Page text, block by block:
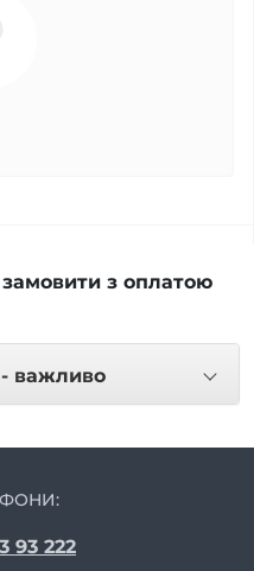
замовити з оплатою
важливо
93 222